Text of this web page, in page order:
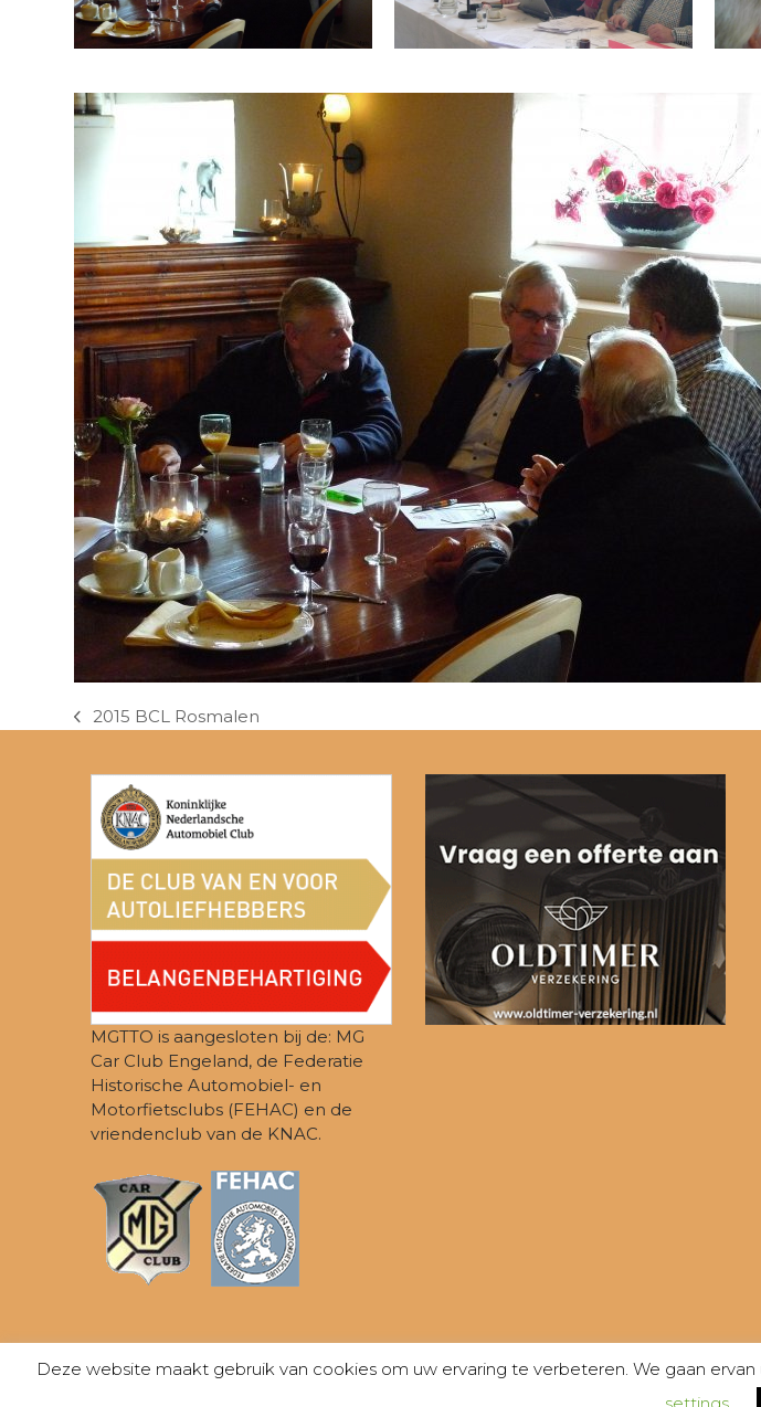
previous
2015 BCL Rosmalen
MGTTO is aangesloten bij de: MG
Car Club Engeland, de Federatie
Historische Automobiel- en
Motorfietsclubs (FEHAC) en de
vriendenclub van de KNAC.
Deze website maakt gebruik van cookies om uw ervaring te verbeteren. We gaan